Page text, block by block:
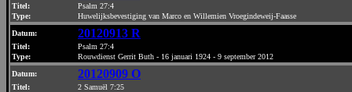
Titel:
Psalm 27:4
Type:
Huwelijksbevestiging van Marco en Willemien Vroegindeweij-Faasse
Datum: 20120913 R
Titel:
Psalm 27:4
Type:
Rouwdienst Gerrit Buth - 16 januari 1924 - 9 september 2012
Datum: 20120909 O
Titel:
2 Samuël 7:25